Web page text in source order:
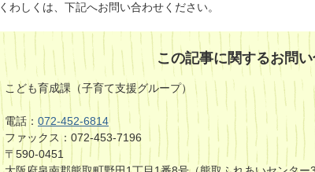
くわしくは、下記へお問い合わせください。
この記事に関するお問
こども育成課（子育て支援グループ）
電話： 072-452-6814
ファックス：072-453-7196
〒590-0451